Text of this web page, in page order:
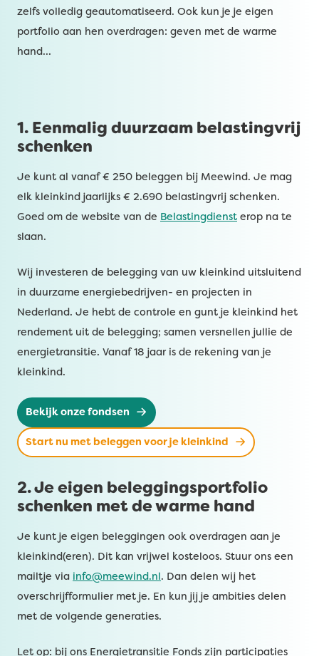
zelfs volledig geautomatiseerd. Ook kun je je eigen
portfolio aan hen overdragen: geven met de warme
hand…
1. Eenmalig duurzaam belastingvrij
schenken
Je kunt al vanaf € 250 beleggen bij Meewind. Je mag
elk kleinkind jaarlijks € 2.690 belastingvrij schenken.
Goed om de website van de Belastingdienst erop na te
slaan.
Wij investeren de belegging van uw kleinkind uitsluitend
in duurzame energiebedrijven- en projecten in
Nederland. Je hebt de controle en gunt je kleinkind het
rendement uit de belegging; samen versnellen jullie de
energietransitie. Vanaf 18 jaar is de rekening van je
kleinkind.
Bekijk onze fondsen
Start nu met beleggen voor je kleinkind
2. Je eigen beleggingsportfolio
schenken met de warme hand
Je kunt je eigen beleggingen ook overdragen aan je
kleinkind(eren). Dit kan vrijwel kosteloos. Stuur ons een
mailtje via info@meewind.nl. Dan delen wij het
overschrijfformulier met je. En kun jij je ambities delen
met de volgende generaties.
Let op: bij ons Energietransitie Fonds zijn participaties